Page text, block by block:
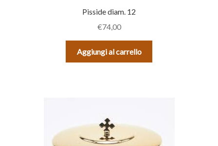
Pisside diam. 12
€74,00
Aggiungi al carrello